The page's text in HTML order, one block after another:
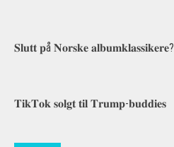
𝐒𝐥𝐮𝐭𝐭 𝐩å 𝐍𝐨𝐫𝐬𝐤𝐞 𝐚𝐥𝐛𝐮𝐦𝐤𝐥𝐚𝐬𝐬𝐢𝐤𝐞𝐫𝐞?
𝐓𝐢𝐤𝐓𝐨𝐤 𝐬𝐨𝐥𝐠𝐭 𝐭𝐢𝐥 𝐓𝐫𝐮𝐦𝐩-𝐛𝐮𝐝𝐝𝐢𝐞𝐬